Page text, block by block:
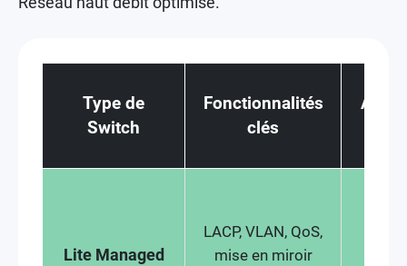
Type de
Switch
Fonctionnalités
clés
Lite Managed
LACP, VLAN, QoS,
mise en miroir